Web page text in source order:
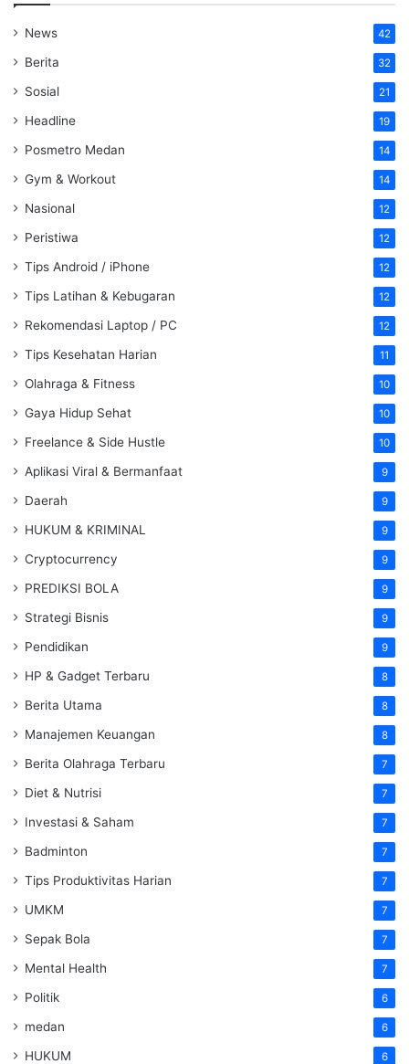
News 42
Berita 32
Sosial 21
Headline 19
Posmetro Medan 14
Gym & Workout 14
Nasional 12
Peristiwa 12
Tips Android / iPhone 12
Tips Latihan & Kebugaran 12
Rekomendasi Laptop / PC 12
Tips Kesehatan Harian 11
Olahraga & Fitness 10
Gaya Hidup Sehat 10
Freelance & Side Hustle 10
Aplikasi Viral & Bermanfaat 9
Daerah 9
HUKUM & KRIMINAL 9
Cryptocurrency 9
PREDIKSI BOLA 9
Strategi Bisnis 9
Pendidikan 9
HP & Gadget Terbaru 8
Berita Utama 8
Manajemen Keuangan 8
Berita Olahraga Terbaru 7
Diet & Nutrisi 7
Investasi & Saham 7
Badminton 7
Tips Produktivitas Harian 7
UMKM 7
Sepak Bola 7
Mental Health 7
Politik 6
medan 6
HUKUM 6